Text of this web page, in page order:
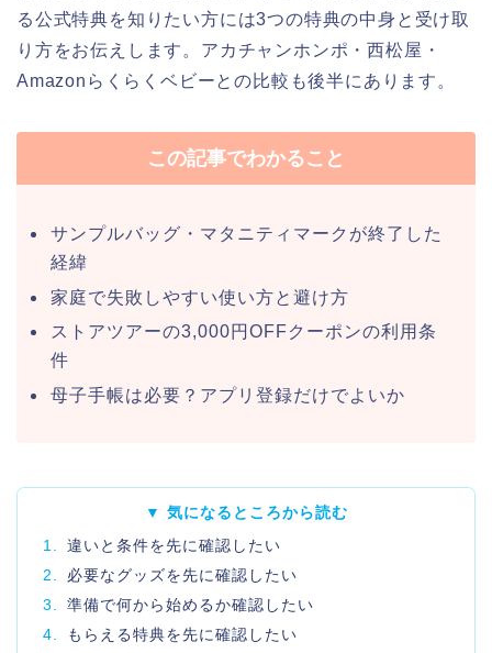
る公式特典を知りたい方には3つの特典の中身と受け取
り方をお伝えします。アカチャンホンポ・西松屋・
Amazonらくらくベビーとの比較も後半にあります。
この記事でわかること
サンプルバッグ・マタニティマークが終了した
経緯
家庭で失敗しやすい使い方と避け方
ストアツアーの3,000円OFFクーポンの利用条
件
母子手帳は必要？アプリ登録だけでよいか
▼ 気になるところから読む
1.
違いと条件を先に確認したい
2.
必要なグッズを先に確認したい
3.
準備で何から始めるか確認したい
4.
もらえる特典を先に確認したい